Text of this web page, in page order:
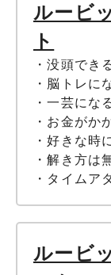
ルービ
ト
・没頭でき
・脳トレに
・一芸にな
・お金がか
・好きな時
・解き方は
・タイムア
ルービ